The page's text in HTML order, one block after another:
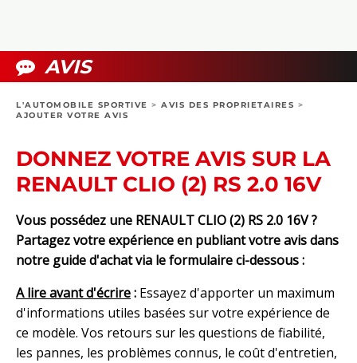
BOUTIQUE
AVIS
L'AUTOMOBILE SPORTIVE > AVIS DES PROPRIETAIRES >
AJOUTER VOTRE AVIS
DONNEZ VOTRE AVIS SUR LA
RENAULT CLIO (2) RS 2.0 16V
Vous possédez une RENAULT CLIO (2) RS 2.0 16V ?
Partagez votre expérience en publiant votre avis dans
notre guide d'achat via le formulaire ci-dessous :
A lire avant d'écrire: Essayez d'apporter un maximum
d'informations utiles basées sur votre expérience de
ce modèle. Vos retours sur les questions de fiabilité,
les pannes, les problèmes connus, le coût d'entretien,